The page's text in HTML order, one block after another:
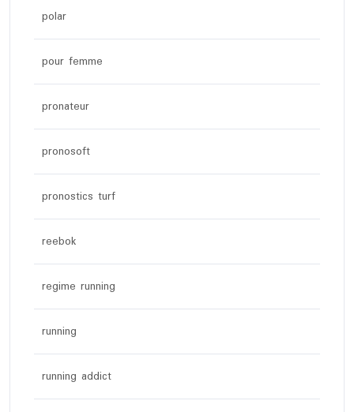
polar
pour femme
pronateur
pronosoft
pronostics turf
reebok
regime running
running
running addict